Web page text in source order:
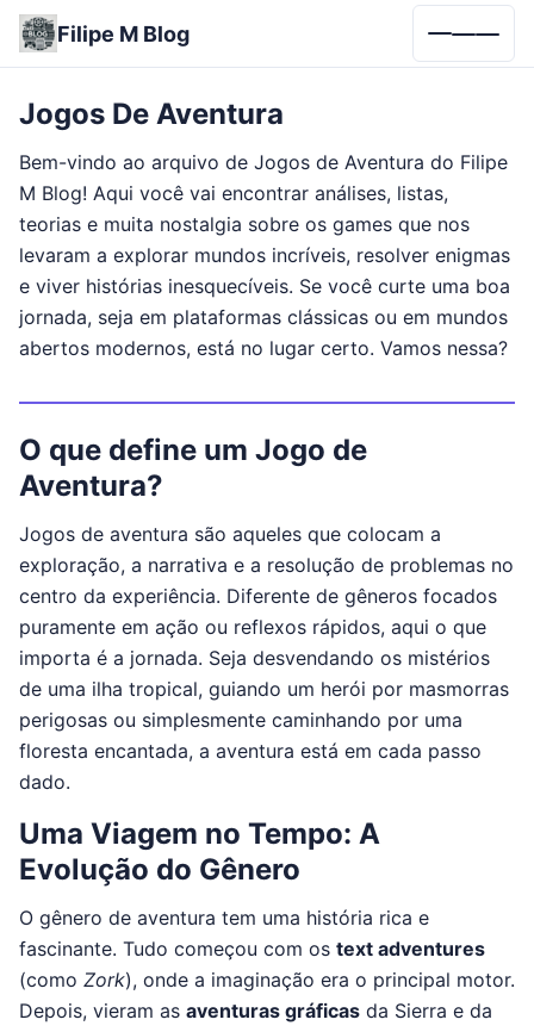
Filipe M Blog Menu
Jogos De Aventura
Bem-vindo ao arquivo de Jogos de Aventura do Filipe
M Blog! Aqui você vai encontrar análises, listas,
teorias e muita nostalgia sobre os games que nos
levaram a explorar mundos incríveis, resolver enigmas
e viver histórias inesquecíveis. Se você curte uma boa
jornada, seja em plataformas clássicas ou em mundos
abertos modernos, está no lugar certo. Vamos nessa?
O que define um Jogo de
Aventura?
Jogos de aventura são aqueles que colocam a
exploração, a narrativa e a resolução de problemas no
centro da experiência. Diferente de gêneros focados
puramente em ação ou reflexos rápidos, aqui o que
importa é a jornada. Seja desvendando os mistérios
de uma ilha tropical, guiando um herói por masmorras
perigosas ou simplesmente caminhando por uma
floresta encantada, a aventura está em cada passo
dado.
Uma Viagem no Tempo: A
Evolução do Gênero
O gênero de aventura tem uma história rica e
fascinante. Tudo começou com os text adventures
(como Zork), onde a imaginação era o principal motor.
Depois, vieram as aventuras gráficas da Sierra e da